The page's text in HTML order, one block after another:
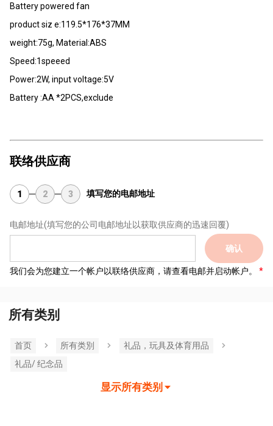
Battery powered fan
product siz e:119.5*176*37MM
weight:75g, Material:ABS
Speed:1speeed
Power:2W, input voltage:5V
Battery :AA *2PCS,exclude
联络供应商
1 2 3 填写您的电邮地址
电邮地址(填写您的公司电邮地址以获取供应商的迅速回覆)
确认
我们会为您建立一个帐户以联络供应商，请查看电邮并启动帐户。
所有类别
首页 所有类別
礼品，玩具及体育用品
礼品/ 纪念品
显示所有类别